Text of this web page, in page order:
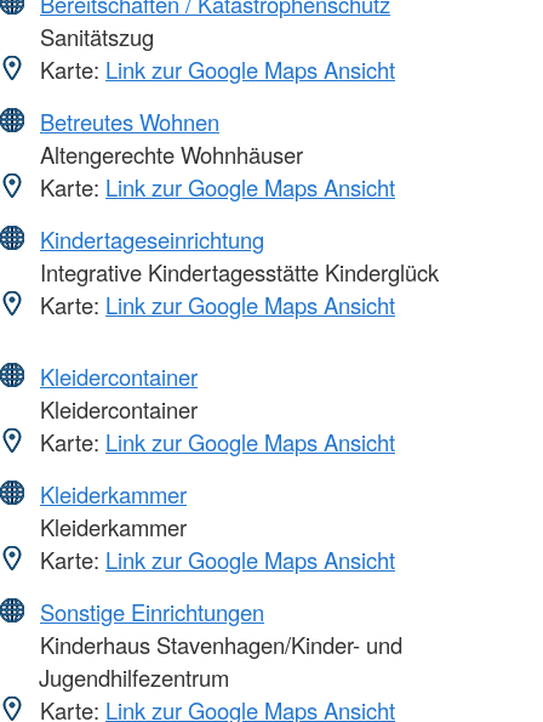
Sanitätszug
Karte: Link zur Google Maps Ansicht
Betreutes Wohnen
Altengerechte Wohnhäuser
Karte: Link zur Google Maps Ansicht
Kindertageseinrichtung
Integrative Kindertagesstätte Kinderglück
Karte: Link zur Google Maps Ansicht
Kleidercontainer
Kleidercontainer
Karte: Link zur Google Maps Ansicht
Kleiderkammer
Kleiderkammer
Karte: Link zur Google Maps Ansicht
Sonstige Einrichtungen
Kinderhaus Stavenhagen/Kinder- und
Jugendhilfezentrum
Karte: Link zur Google Maps Ansicht